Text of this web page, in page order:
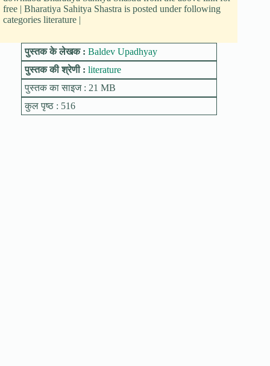
free | Bharatiya Sahitya Shastra is posted under following
categories literature |
पुस्तक के लेखक : Baldev Upadhyay
पुस्तक की श्रेणी : literature
पुस्तक का साइज : 21 MB
कुल पृष्ठ : 516